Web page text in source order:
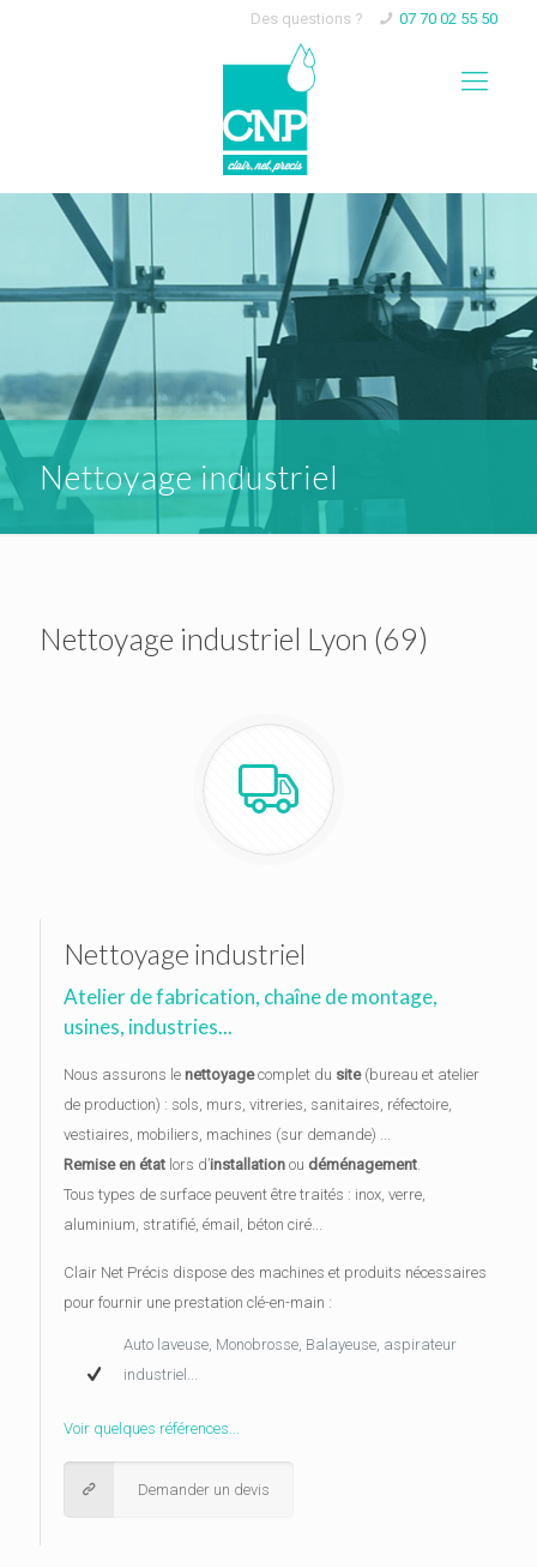
Des questions ? 07 70 02 55 50
Nettoyage industriel
Nettoyage industriel Lyon (69)
Nettoyage industriel
Atelier de fabrication, chaîne de montage,
usines, industries...
Nous assurons lenettoyagecomplet du site(bureau et atelier
de production) : sols, murs, vitreries, sanitaires, réfectoire,
vestiaires, mobiliers, machines (sur demande) ...
Remise en état lors d’installation ou déménagement.
Tous types de surface peuvent être traités : inox, verre,
aluminium, stratifié, émail, béton ciré...
Clair Net Précis dispose des machines et produits nécessaires
pour fournir une prestation clé-en-main :
Auto laveuse, Monobrosse, Balayeuse, aspirateur
industriel...
Voir quelques références...
Demander un devis